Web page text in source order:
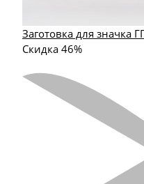
Заготовка для значка
Скидка 46%